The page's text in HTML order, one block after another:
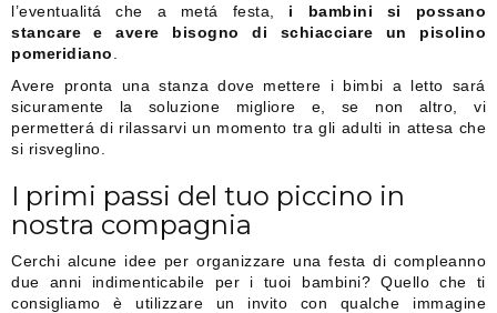
l’eventualitá che a metá festa, i bambini si possano
stancare e avere bisogno di schiacciare un pisolino
pomeridiano
Avere pronta una stanza dove mettere i bimbi a letto sará
sicuramente la soluzione migliore e, se non altro, vi
permetterá di rilassarvi un momento tra gli adulti in attesa che
si risveglino.
I primi passi del tuo piccino in
nostra compagnia
Cerchi alcune idee per organizzare una festa di compleanno
due anni indimenticabile per i tuoi bambini? Quello che ti
consigliamo è utilizzare un invito con qualche immagine